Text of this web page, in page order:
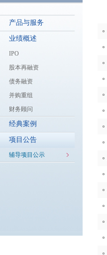
产品与服务
业绩概述
IPO
股本再融资
债务融资
并购重组
财务顾问
经典案例
项目公告
辅导项目公示